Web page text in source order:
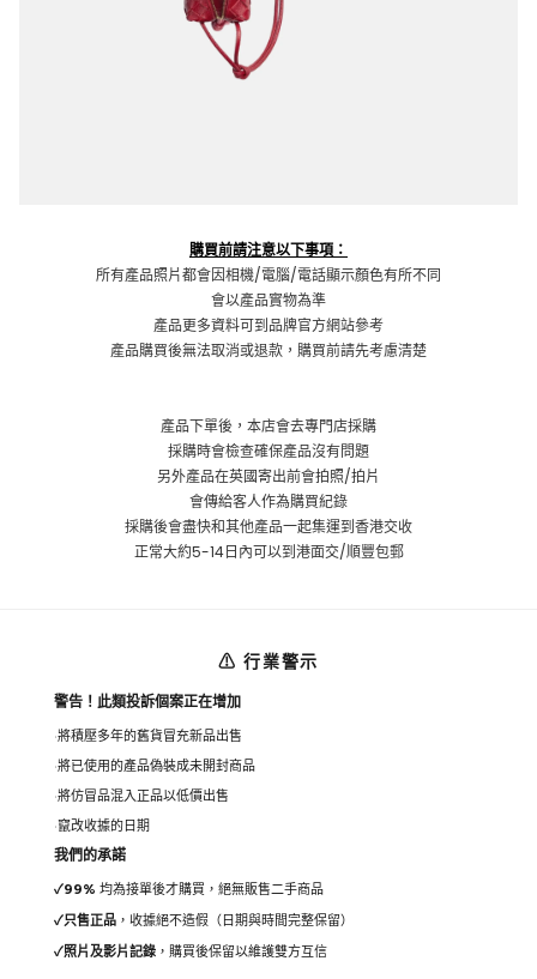
購買前請注意以下事項：
所有產品照片都會因相機/電腦/電話顯示顏色有所不同
會以產品實物為準
產品更多資料可到品牌官方網站參考
產品購買後無法取消或退款，購買前請先考慮清楚
產品下單後，本店會去專門店採購
採購時會檢查確保產品沒有問題
另外產品在英國寄出前會拍照/拍片
會傳給客人作為購買紀錄
採購後會盡快和其他產品一起集運到香港交收
正常大約5-14日內可以到港面交/順豐包郵
⚠ 行業警示
警告！此類投訴個案正在增加
將積壓多年的舊貨冒充新品出售
將已使用的產品偽裝成未開封商品
將仿冒品混入正品以低價出售
竄改收據的日期
我們的承諾
✓99% 均為接單後才購買，絕無販售二手商品
✓只售正品，收據絕不造假（日期與時間完整保留）
✓照片及影片記錄，購買後保留以維護雙方互信